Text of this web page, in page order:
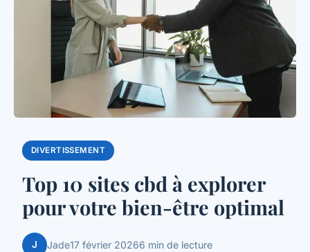
DIVERTISSEMENT
Top 10 sites cbd à explorer
pour votre bien-être optimal
J Jade17 février 20266 min de lecture